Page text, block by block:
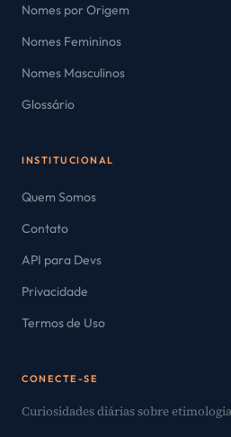
Nomes por Origem
Nomes Femininos
Nomes Masculinos
Glossário
INSTITUCIONAL
Quem Somos
Contato
API para Devs
Privacidade
Termos de Uso
CONECTE-SE
Curiosidades diárias sobre